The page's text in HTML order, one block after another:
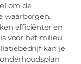
om de
waarborgen.
efficiënter en
voor het milieu
kan je